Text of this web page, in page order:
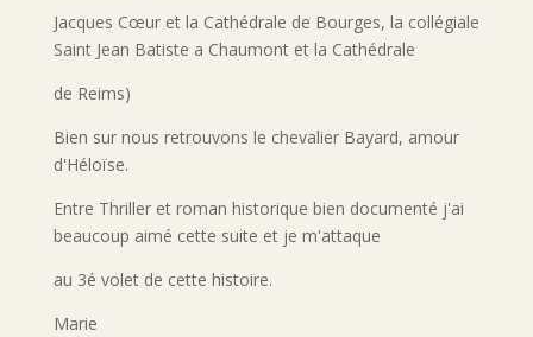
Jacques Cœur et la Cathédrale de Bourges, la collégiale
Saint Jean Batiste a Chaumont et la Cathédrale
de Reims)
Bien sur nous retrouvons le chevalier Bayard, amour
d'Héloïse.
Entre Thriller et roman historique bien documenté j'ai
beaucoup aimé cette suite et je m'attaque
au 3é volet de cette histoire.
Marie